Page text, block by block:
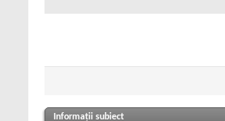
Informații subiect